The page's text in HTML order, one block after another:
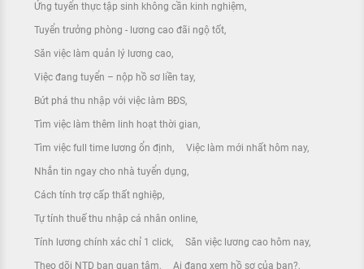
Ứng tuyển thực tập sinh không cần kinh nghiệm
Tuyển trưởng phòng - lương cao đãi ngộ tốt
Săn việc làm quản lý lương cao
Việc đang tuyển – nộp hồ sơ liền tay
Bứt phá thu nhập với việc làm BĐS
Tìm việc làm thêm linh hoạt thời gian
Tìm việc full time lương ổn định Việc làm mới nhất hôm nay
Nhắn tin ngay cho nhà tuyển dụng
Cách tính trợ cấp thất nghiệp
Tự tính thuế thu nhập cá nhân online
Tính lương chính xác chỉ 1 click Săn việc lương cao hôm nay
Theo dõi NTD bạn quan tâm Ai đang xem hồ sơ của bạn?